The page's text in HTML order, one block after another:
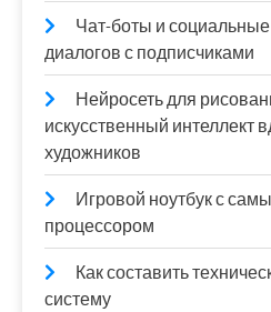
Чат-боты и
диалогов с подписчиками
Нейросеть для
искусственный интеллект
художников
Игровой ноутбук с
процессором
Как составить
систему